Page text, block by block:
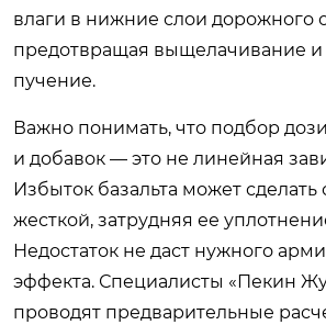
влаги в нижние слои дорожного
предотвращая выщелачивание
пучение.
Важно понимать, что подбор
и добавок — это не линейная
Избыток базальта может
жесткой, затрудняя ее
Недостаток не даст нужного
эффекта. Специалисты «Пекин
проводят предварительные